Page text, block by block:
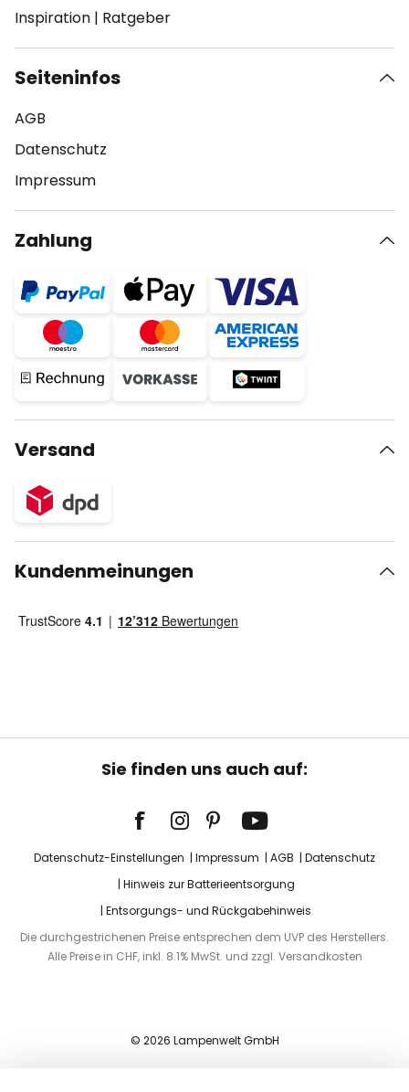
Inspiration | Ratgeber
Seiteninfos
AGB
Datenschutz
Impressum
Zahlung
Versand
Kundenmeinungen
Sie finden uns auch auf:
Datenschutz-Einstellungen Impressum AGB
Datenschutz
Hinweis zur Batterieentsorgung
Entsorgungs- und Rückgabehinweis
Die durchgestrichenen Preise entsprechen dem UVP des Herstellers.
Alle Preise in CHF, inkl. 8.1% MwSt. und zzgl. Versandkosten
© 2026 Lampenwelt GmbH